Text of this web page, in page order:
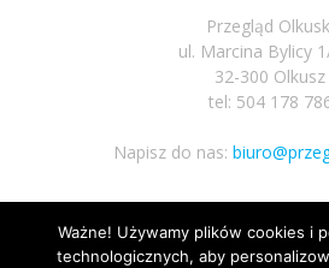
Przegląd
ul. Marcina Bylicy
32-300 Olkusz
tel: 504 178
Napisz do nas:
Podążaj za
Ważne! Używamy plików cookies i
technologicznych, aby